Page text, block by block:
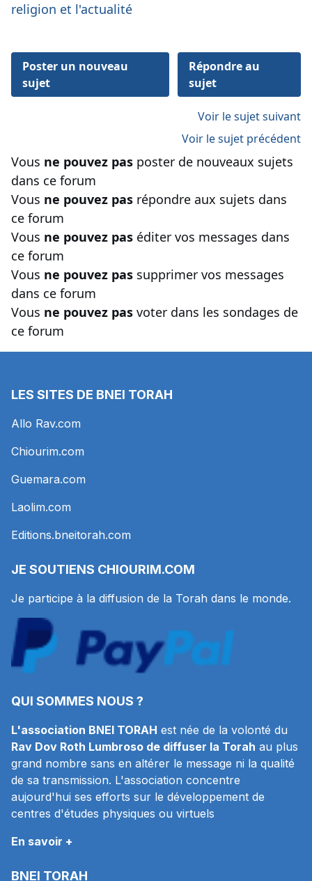
religion et l'actualité
Poster un nouveau
sujet
Répondre au
sujet
Voir le sujet suivant
Voir le sujet précédent
Vous ne pouvez pas poster de nouveaux sujets
dans ce forum
Vous ne pouvez pas répondre aux sujets dans
ce forum
Vous ne pouvez pas éditer vos messages dans
ce forum
Vous ne pouvez pas supprimer vos messages
dans ce forum
Vous ne pouvez pas voter dans les sondages de
ce forum
LES SITES DE BNEI TORAH
Allo Rav.com
Chiourim.com
Guemara.com
Laolim.com
Editions.bneitorah.com
JE SOUTIENS CHIOURIM.COM
Je participe à la diffusion de la Torah dans le monde.
QUI SOMMES NOUS ?
L'association BNEI TORAH est née de la volonté du
Rav Dov Roth Lumbroso de diffuser la Torah au plus
grand nombre sans en altérer le message ni la qualité
de sa transmission. L'association concentre
aujourd'hui ses efforts sur le développement de
centres d'études physiques ou virtuels
En savoir +
BNEI TORAH